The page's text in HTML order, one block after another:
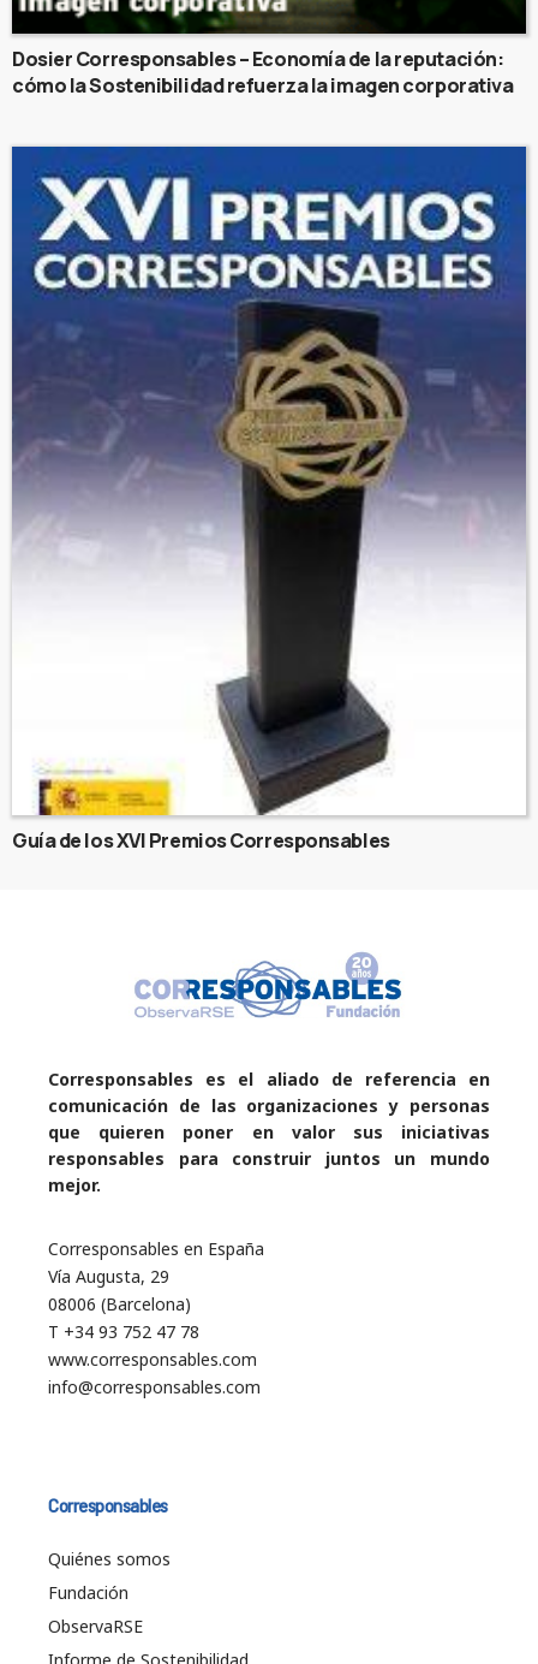
Dosier Corresponsables – Economía de la reputación:
cómo la Sostenibilidad refuerza la imagen corporativa
Guía de los XVI Premios Corresponsables
Corresponsables es el aliado de referencia en
comunicación de las organizaciones y personas
que quieren poner en valor sus iniciativas
responsables para construir juntos un mundo
mejor.
Corresponsables en España
Vía Augusta, 29
08006 (Barcelona)
T +34 93 752 47 78
www.corresponsables.com
info@corresponsables.com
Corresponsables
Quiénes somos
Fundación
ObservaRSE